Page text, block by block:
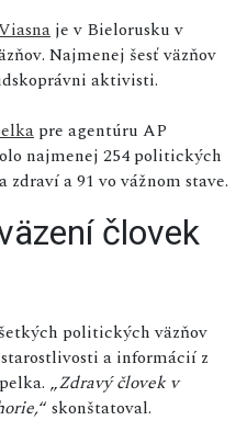
je v Bielorusku v
Najmenej šesť väzňov
aktivisti.
pre agentúru AP
najmenej 254 politických
zdraví a 91 vo vážnom stave.
človek
politických väzňov
a informácií z
„Zdravý človek v
“ skonštatoval.